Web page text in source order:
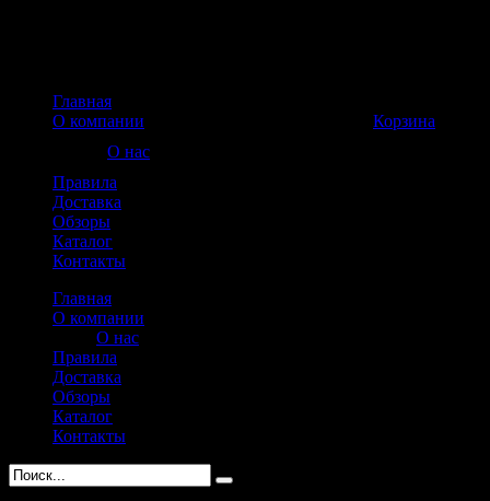
Корзина
Главная
О компании
О нас
Правила
Доставка
Обзоры
Каталог
Контакты
Главная
О компании
О нас
Правила
Доставка
Обзоры
Каталог
Контакты